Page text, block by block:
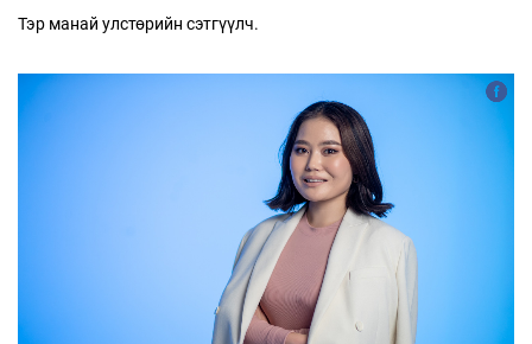
Тэр манай улстөрийн сэтгүүлч.